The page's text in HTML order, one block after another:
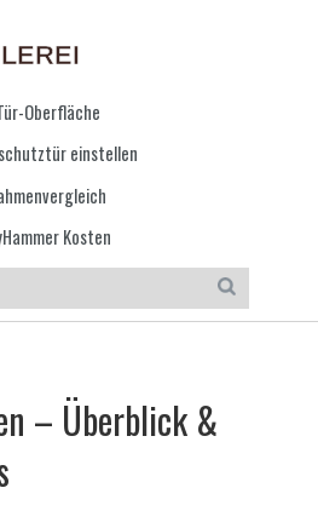
Oberfläche
einstellen
Kosten
– Überblick &